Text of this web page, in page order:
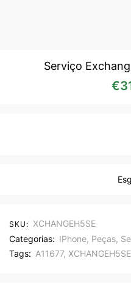
Serviço
€
SKU: XCHANGEH5SE
Categorias: IPhone, Peças,
Tags: A11677, XCHANGEH5SE